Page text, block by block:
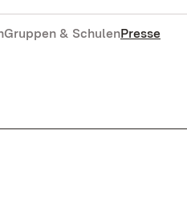
Gruppen & SchulenPresse